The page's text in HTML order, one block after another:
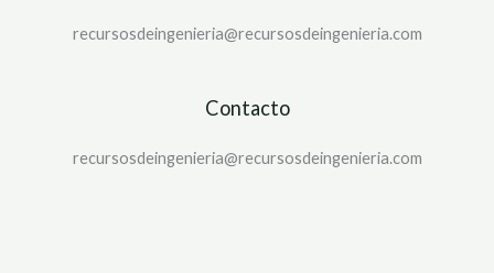
recursosdeingenieria@recursosdeingenieria.com
Contacto
recursosdeingenieria@recursosdeingenieria.com